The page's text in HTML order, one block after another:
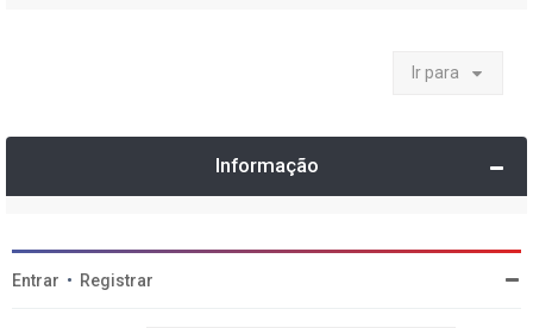
Ir para
Informação
Entrar • Registrar